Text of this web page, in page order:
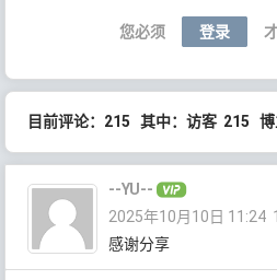
您必须 登录
目前评论：215 其中：访客 215
--YU--
2025年10月10日 11:24
感谢分享